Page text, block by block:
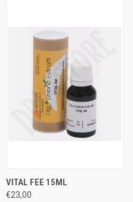
VITAL FEE 15ML
€23,00